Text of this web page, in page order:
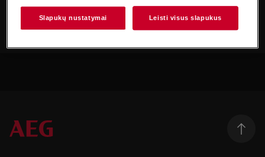
Slapukų nustatymai Leisti visus slapukus